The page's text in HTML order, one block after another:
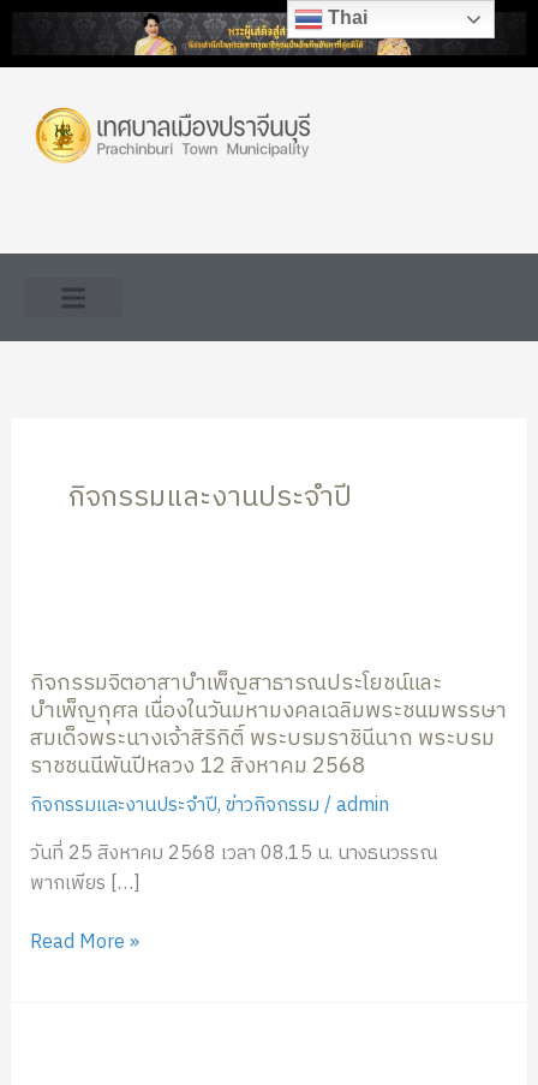
Skip
content
กิจกรรมและงานประจำปี
กิจกรรมจิตอาสาบำเพ็ญสาธารณประโยชน์และ
บำเพ็ญกุศล เนื่องในวันมหามงคลเฉลิมพระชนมพรรษา
สมเด็จพระนางเจ้าสิริกิติ์ พระบรมราชินีนาถ พระบรม
ราชชนนีพันปีหลวง 12 สิงหาคม 2568
กิจกรรมและงานประจำปี,ข่าวกิจกรรม/admin
วันที่ 25 สิงหาคม 2568 เวลา 08.15 น. นางธนวรรณ
พากเพียร […]
อาสา
บำเพ็ญ
สาธารณประโยชน์
และ
บำเพ็ญ
กุศล
เนื่อง
ใน
วัน
มหา
Read More »
Thai